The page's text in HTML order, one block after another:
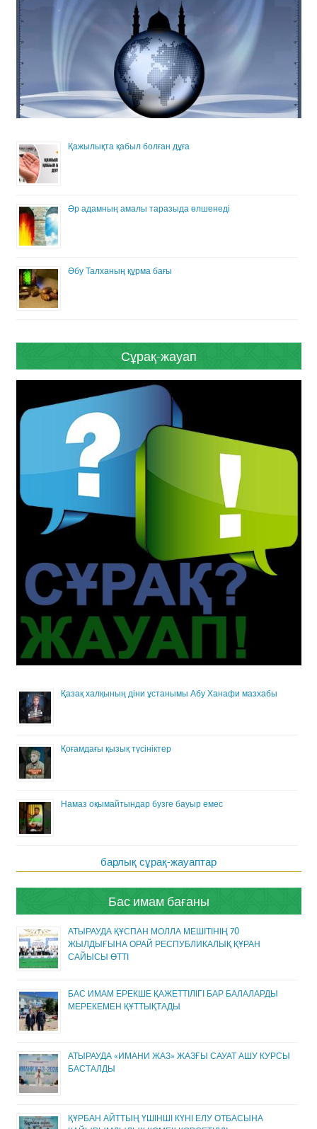
Қажылықта қабыл болған дұға
Әр адамның амалы таразыда өлшенеді
Әбу Талханың құрма бағы
Сұрақ-жауап
Қазақ халқының діни ұстанымы Абу Ханафи мазхабы
Қоғамдағы қызық түсініктер
Намаз оқымайтындар бузге бауыр емес
барлық сұрақ-жауаптар
Бас имам бағаны
АТЫРАУДА ҚҰСПАН МОЛЛА МЕШІТІНІҢ 70
ЖЫЛДЫҒЫНА ОРАЙ РЕСПУБЛИКАЛЫҚ ҚҰРАН
САЙЫСЫ ӨТТІ
БАС ИМАМ ЕРЕКШЕ ҚАЖЕТТІЛІГІ БАР БАЛАЛАРДЫ
МЕРЕКЕМЕН ҚҰТТЫҚТАДЫ
АТЫРАУДА «ИМАНИ ЖАЗ» ЖАЗҒЫ САУАТ АШУ КУРСЫ
БАСТАЛДЫ
ҚҰРБАН АЙТТЫҢ ҮШІНШІ КҮНІ ЕЛУ ОТБАСЫНА